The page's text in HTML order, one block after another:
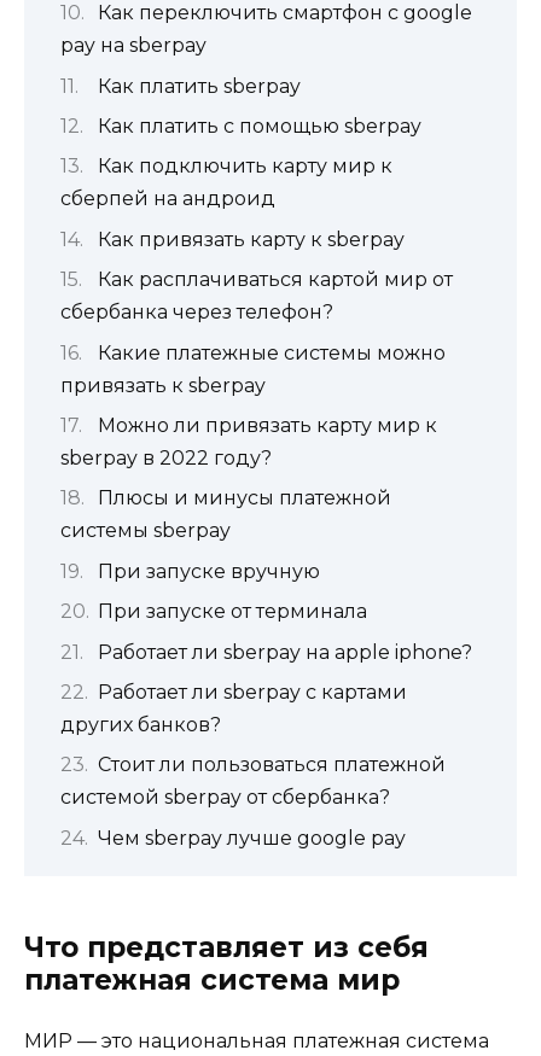
Как переключить смартфон с google
pay на sberpay
Как платить sberpay
Как платить с помощью sberpay
Как подключить карту мир к
сберпей на андроид
Как привязать карту к sberpay
Как расплачиваться картой мир от
сбербанка через телефон?
Какие платежные системы можно
привязать к sberpay
Можно ли привязать карту мир к
sberpay в 2022 году?
Плюсы и минусы платежной
системы sberpay
При запуске вручную
При запуске от терминала
Работает ли sberpay на apple iphone?
Работает ли sberpay с картами
других банков?
Стоит ли пользоваться платежной
системой sberpay от сбербанка?
Чем sberpay лучше google pay
Что представляет из себя
платежная система мир
МИР — это национальная платежная система